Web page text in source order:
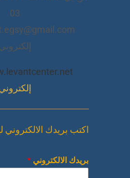
03
اكتب بريدك
بريدك الالكتروني *